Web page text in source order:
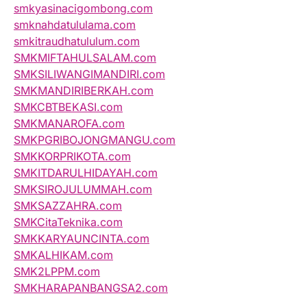
smkyasinacigombong.com
smknahdatululama.com
smkitraudhatululum.com
SMKMIFTAHULSALAM.com
SMKSILIWANGIMANDIRI.com
SMKMANDIRIBERKAH.com
SMKCBTBEKASI.com
SMKMANAROFA.com
SMKPGRIBOJONGMANGU.com
SMKKORPRIKOTA.com
SMKITDARULHIDAYAH.com
SMKSIROJULUMMAH.com
SMKSAZZAHRA.com
SMKCitaTeknika.com
SMKKARYAUNCINTA.com
SMKALHIKAM.com
SMK2LPPM.com
SMKHARAPANBANGSA2.com